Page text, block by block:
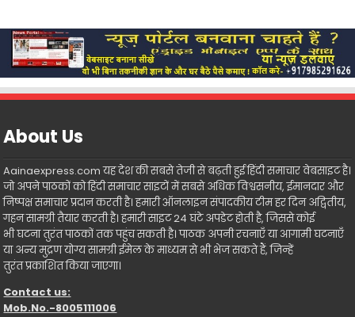
About Us
Aainaexpress.com यह देश की सबसे तेजी से बढ़ती हुई हिंदी समाचार वेबसाइट है।
जो अपने पाठकों को हिंदी समाचार साइटों में सबसे अधिक विश्वसनीय, ईमानदार और
निष्पक्ष समाचार प्रदान करती है। हमारी ऑनलाइन संपादकीय टीम हर दिन अद्वितीय,
गहन सामग्री तैयार करती है। हमारी साइट 24 घंटे अपडेट होती है, जिससे कोई
भी घटना तुरंत पाठकों तक पहुंच सकती है। पाठक अपनी रचनाएँ या आगामी घटनाएँ
या अन्य मुद्रण योग्य सामग्री ईमेल के माध्यम से भी भेज सकते हैं, जिन्हें
तुरंत प्रकाशित किया जाएगा।
Contact us:
Mob.No.-8005111006